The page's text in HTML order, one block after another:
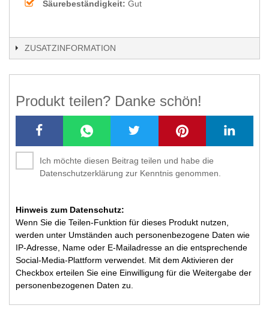
Säurebeständigkeit: Gut
ZUSATZINFORMATION
Produkt teilen? Danke schön!
Ich möchte diesen Beitrag teilen und habe die
Datenschutzerklärung zur Kenntnis genommen.
Hinweis zum Datenschutz:
Wenn Sie die Teilen-Funktion für dieses Produkt nutzen,
werden unter Umständen auch personenbezogene Daten wie
IP-Adresse, Name oder E-Mailadresse an die entsprechende
Social-Media-Plattform verwendet. Mit dem Aktivieren der
Checkbox erteilen Sie eine Einwilligung für die Weitergabe der
personenbezogenen Daten zu.